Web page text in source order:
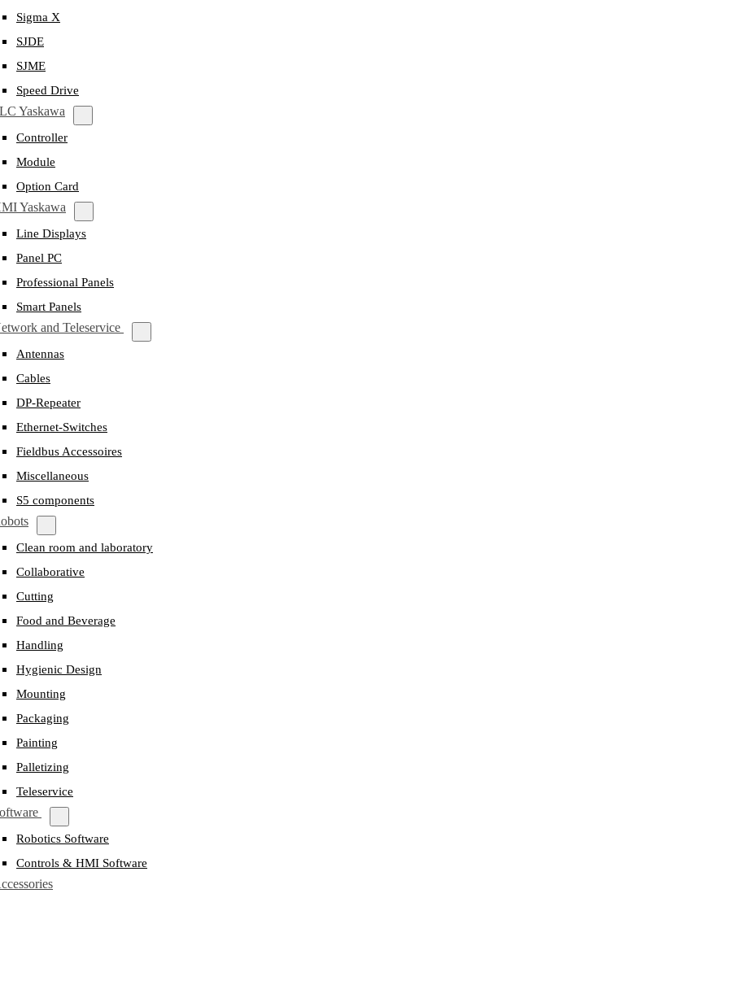
Sigma X
SJDE
SJME
Speed Drive
Yaskawa
Controller
Module
Option Card
Yaskawa
Line Displays
Panel PC
Professional Panels
Smart Panels
and Teleservice
Antennas
Cables
DP-Repeater
Ethernet-Switches
Fieldbus Accessoires
Miscellaneous
S5 components
Clean room and laboratory
Collaborative
Cutting
Food and Beverage
Handling
Hygienic Design
Mounting
Packaging
Painting
Palletizing
Teleservice
Robotics Software
Controls & HMI Software